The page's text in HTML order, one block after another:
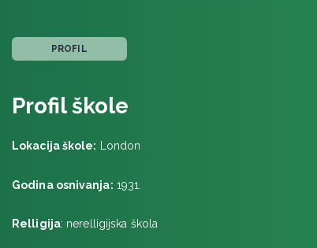
RIBBLE VALLEY
TAUNTON
Truro School
PROFIL
Profil škole
Lokacija škole: London
Godina osnivanja: 1931.
Relligija: nerelligijska škola